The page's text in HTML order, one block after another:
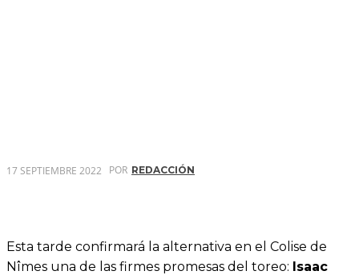
17 SEPTIEMBRE 2022 POR REDACCIÓN
Esta tarde confirmará la alternativa en el Colise de
Nîmes una de las firmes promesas del toreo: Isaac